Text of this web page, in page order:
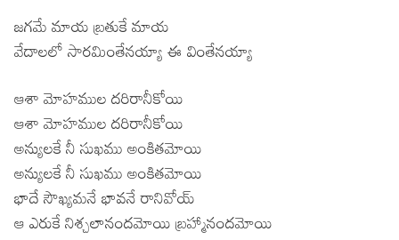
జగమే మాయ బ్రతుకే మాయ
వేదాలలో సారమింతేనయ్యా ఈ వింతేనయ్యా
ఆశా మోహముల దరిరానీకోయి
ఆశా మోహముల దరిరానీకోయి
అన్యులకే నీ సుఖము అంకితమోయి
అన్యులకే నీ సుఖము అంకితమోయి
భాదే సౌఖ్యమనే భావనే రానివోయ్
ఆ ఎరుకే నిశ్చలానందమోయి బ్రహ్మానందమోయి